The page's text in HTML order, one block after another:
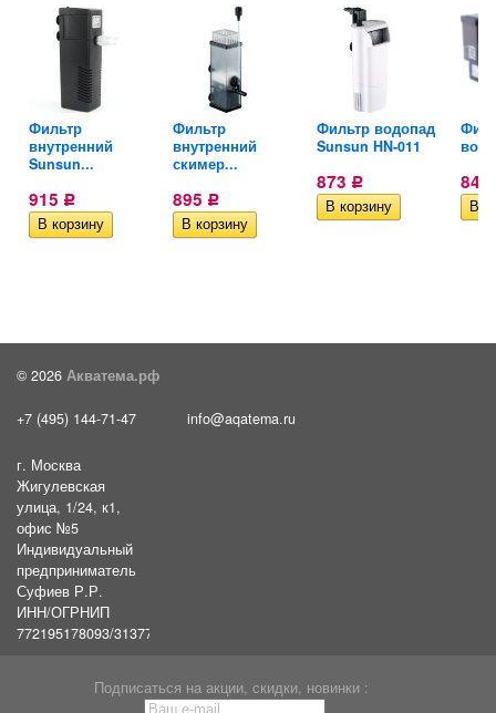
Фильтр
внутренний
Sunsun...
915 Р
Фильтр
внутренний
скимер...
895 Р
Фильтр водопад
Sunsun HN-011
873 Р 848
© 2026 Акватема.рф
+7 (495) 144-71-47 info@aqatema.ru
г. Москва
Жигулевская
улица, 1/24, к1,
офис №5
Индивидуальный
предприниматель
Суфиев Р.Р.
ИНН/ОГРНИП
772195178093/31377461610054
Подписаться на акции, скидки, новинки :